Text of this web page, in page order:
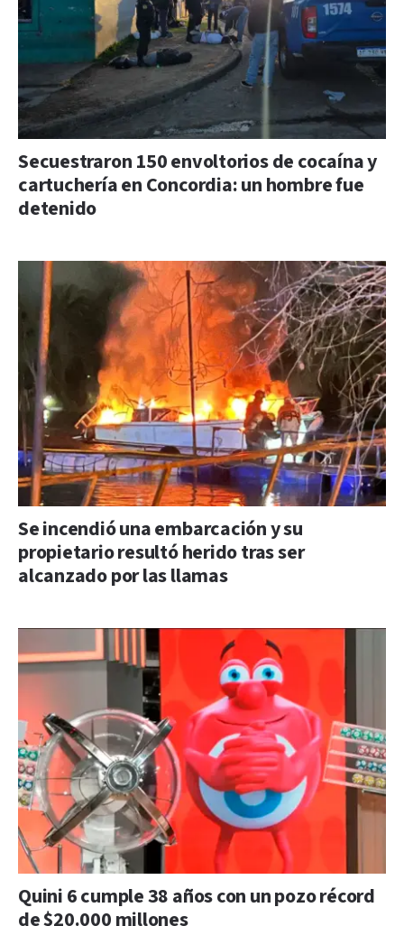
Secuestraron 150 envoltorios de cocaína y
cartuchería en Concordia: un hombre fue
detenido
Se incendió una embarcación y su
propietario resultó herido tras ser
alcanzado por las llamas
Quini 6 cumple 38 años con un pozo récord
de $20.000 millones